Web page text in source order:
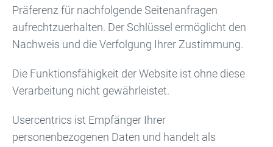
Präferenz für nachfolgende Seitenanfragen
aufrechtzuerhalten. Der Schlüssel ermöglicht den
Nachweis und die Verfolgung Ihrer Zustimmung.
Die Funktionsfähigkeit der Website ist ohne diese
Verarbeitung nicht gewährleistet.
Usercentrics ist Empfänger Ihrer
personenbezogenen Daten und handelt als